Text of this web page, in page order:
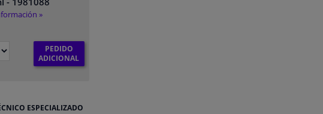
»
PEDIDO
ADICIONAL
ESPECIALIZADO